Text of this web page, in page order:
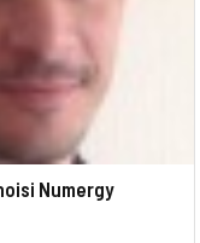
Numergy